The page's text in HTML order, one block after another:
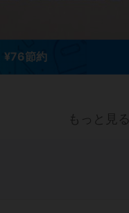
¥76節約
もっと見る